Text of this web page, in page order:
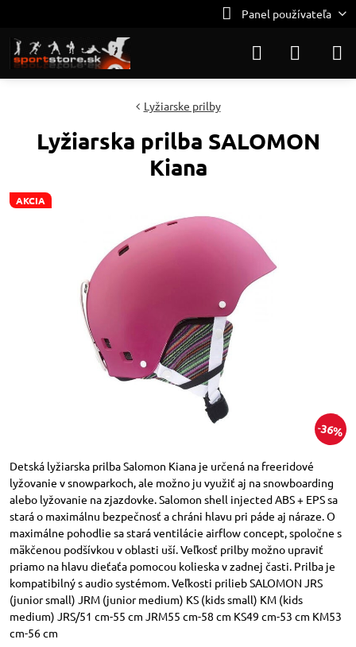
Panel používateľa
AKCIA
36%
Lyžiarske prilby
Lyžiarska prilba SALOMON
Kiana
Detská lyžiarska prilba Salomon Kiana je určená na freeridové
lyžovanie v snowparkoch, ale možno ju využiť aj na snowboarding
alebo lyžovanie na zjazdovke. Salomon shell injected ABS + EPS sa
stará o maximálnu bezpečnosť a chráni hlavu pri páde aj náraze. O
maximálne pohodlie sa stará ventilácie airflow concept, spoločne s
mäkčenou podšívkou v oblasti uší. Veľkosť prilby možno upraviť
priamo na hlavu dieťaťa pomocou kolieska v zadnej časti. Prilba je
kompatibilný s audio systémom. Veľkosti prilieb SALOMON JRS
(junior small) JRM (junior medium) KS (kids small) KM (kids
medium) JRS/51 cm-55 cm JRM55 cm-58 cm KS49 cm-53 cm KM53
cm-56 cm